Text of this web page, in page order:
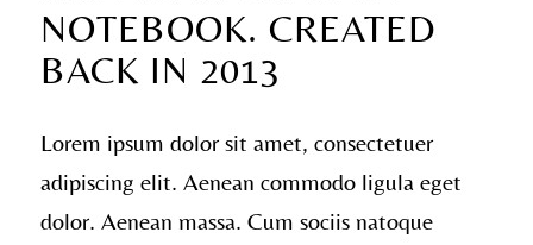
NOTEBOOK. CREATED
BACK IN 2013
Lorem ipsum dolor sit amet, consectetuer
adipiscing elit. Aenean commodo ligula eget
dolor. Aenean massa. Cum sociis natoque